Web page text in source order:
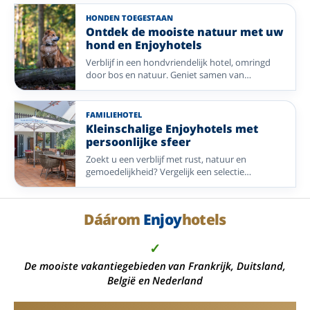
HONDEN TOEGESTAAN
Ontdek de mooiste natuur met uw
hond en Enjoyhotels
Verblijf in een hondvriendelijk hotel, omringd
door bos en natuur. Geniet samen van
eindeloze wandelingen en een zorgeloze
vakantie met Enjoyhotels in Nederland,
Duitsland en Frankrijk.
FAMILIEHOTEL
Kleinschalige Enjoyhotels met
persoonlijke sfeer
Zoekt u een verblijf met rust, natuur en
gemoedelijkheid? Vergelijk een selectie
kleinschalige Enjoyhotels in Nederland,
Duitsland, België en Frankrijk.
Dáárom Enjoyhotels
✓
De mooiste vakantiegebieden van Frankrijk, Duitsland,
België en Nederland